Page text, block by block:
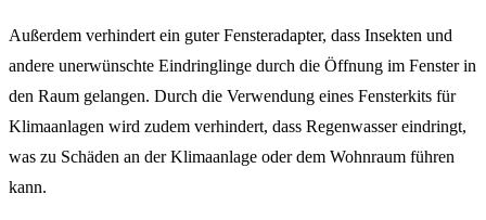
Außerdem verhindert ein guter Fensteradapter, dass Insekten und
andere unerwünschte Eindringlinge durch die Öffnung im Fenster in
den Raum gelangen. Durch die Verwendung eines Fensterkits für
Klimaanlagen wird zudem verhindert, dass Regenwasser eindringt,
was zu Schäden an der Klimaanlage oder dem Wohnraum führen
kann.